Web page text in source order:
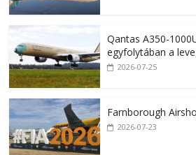
Qantas A350-
egyfolytában a
2026-07-25
Farnborough
2026-07-23